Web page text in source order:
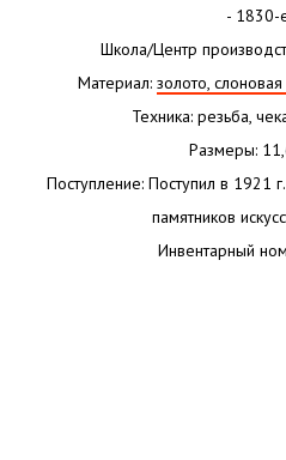
- 1830-
Школа/Центр
Материал: золото,
Техника: резьба,
Размеры:
Поступление: Поступил в
памятников
Инвентарный